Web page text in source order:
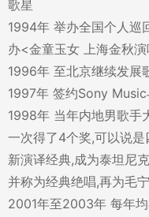
歌星
1994年 举办全国个人巡
办<金童玉女 上海金秋
1996年 至北京继续发展
1997年 签约Sony
1998年 当年内地男歌
一次得了4个奖,可以说
新演译经典,成为泰坦尼
并称为经典绝唱,再为毛
2001年至2003年 每年